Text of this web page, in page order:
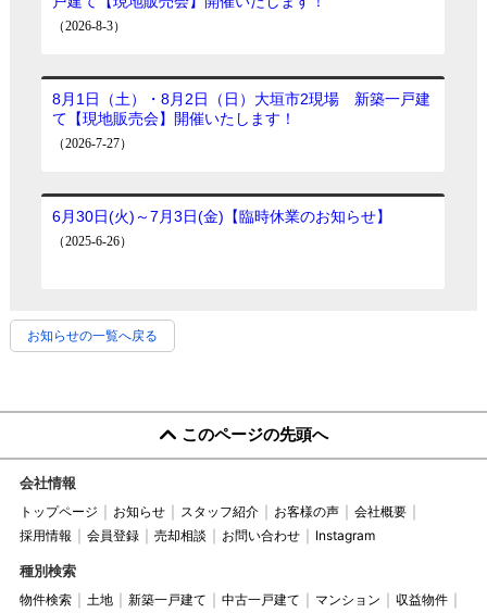
お知らせの一覧へ戻る
このページの先頭へ
会社情報
トップページ お知らせ スタッフ紹介 お客様の声
会社概要
採用情報
会員登録 売却相談 お問い合わせ Instagram
種別検索
物件検索 土地 新築一戸建て 中古一戸建て マンション
収益物件